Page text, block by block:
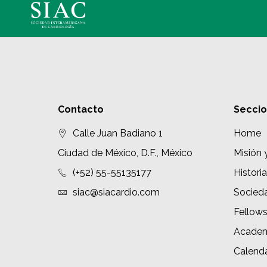
Contacto
Calle Juan Badiano 1
Ciudad de México, D.F., México
(+52) 55-55135177
siac@siacardio.com
Home
Misión
Historia
Fellows